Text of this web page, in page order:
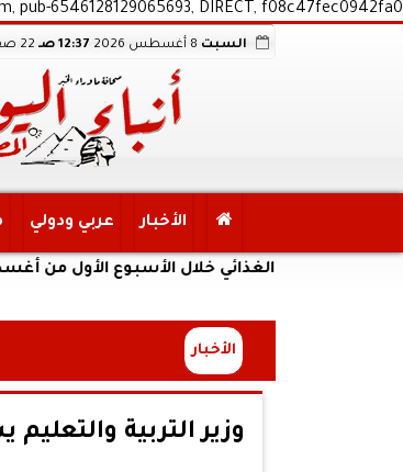
pub-6546128129065693, DIRECT, f08c47fec0942fa0
السبت 12:37 صـ 22 صفر 1448
الأخبار عربي ودولي
الغذائي خلال الأسبوع الأول من أغسطس الجاري
الأخبار
وزير التربية